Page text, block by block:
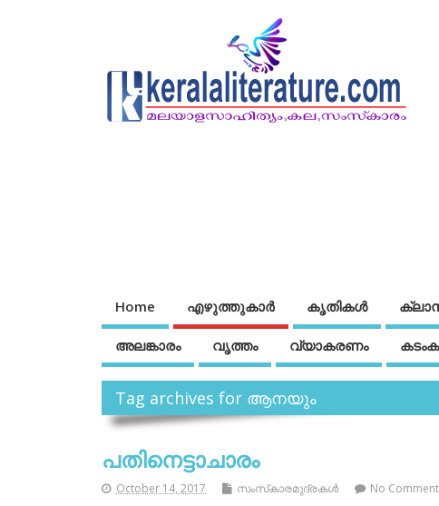
Home എഴുത്തുകാര്‍ കൃതികൾ
അലങ്കാരം വൃത്തം വ്യാകരണം
Tag archives for ആനയും
പതിനെട്ടാചാരം
October 14, 2017 സംസ്‌കാരമുദ്രകള്‍ No Comment